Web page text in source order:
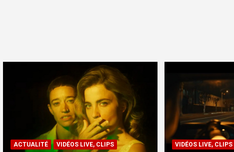
ACTUALITÉ VIDÉOS LIVE, CLIPS VIDÉOS LIVE, CLIPS